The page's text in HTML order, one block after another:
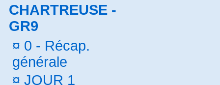
CHARTREUSE -
GR9
¤ 0 - Récap.
générale
¤ JOUR 1